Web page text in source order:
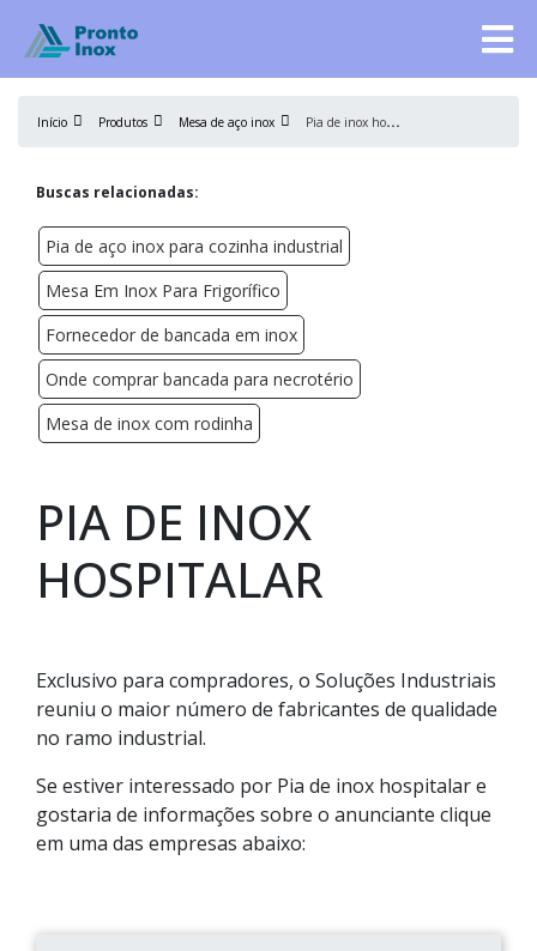
Início Produtos Mesa de aço inox P
ia de inox hospitalar
Buscas relacionadas:
Pia de aço inox para cozinha industrial
Mesa Em Inox Para Frigorífico
Fornecedor de bancada em inox
Onde comprar bancada para necrotério
Mesa de inox com rodinha
PIA DE INOX
HOSPITALAR
Exclusivo para compradores, o Soluções Industriais
reuniu o maior número de fabricantes de qualidade
no ramo industrial.
Se estiver interessado por Pia de inox hospitalar e
gostaria de informações sobre o anunciante clique
em uma das empresas abaixo: